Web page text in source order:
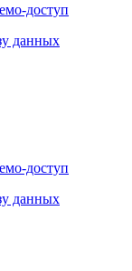
доступ
данных
доступ
данных